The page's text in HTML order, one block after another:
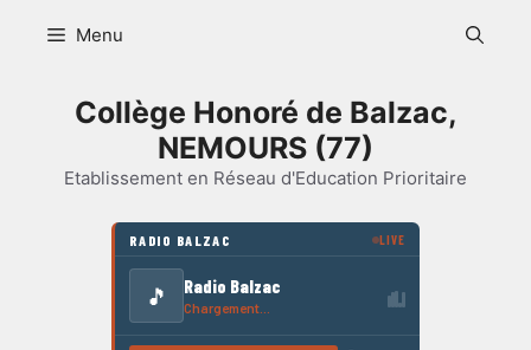
Menu
Collège Honoré de Balzac,
NEMOURS (77)
Etablissement en Réseau d'Education Prioritaire